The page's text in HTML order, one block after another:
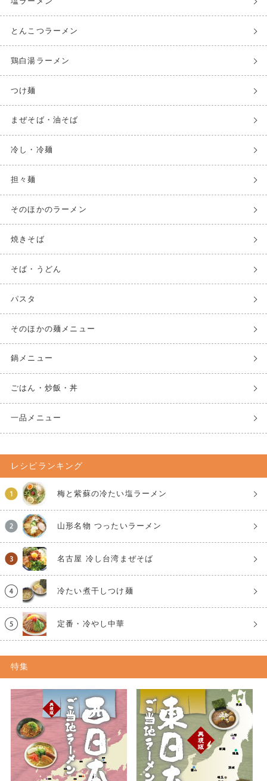
とんこつラーメン
鶏白湯ラーメン
つけ麺
まぜそば・油そば
冷し・冷麺
担々麺
そのほかのラーメン
焼きそば
そば・うどん
パスタ
そのほかの麺メニュー
鍋メニュー
ごはん・炒飯・丼
一品メニュー
レシピランキング
梅と紫蘇の冷たい塩ラーメン
山形名物 つったいラーメン
名古屋 冷し台湾まぜそば
冷たい煮干しつけ麺
定番・冷やし中華
特集